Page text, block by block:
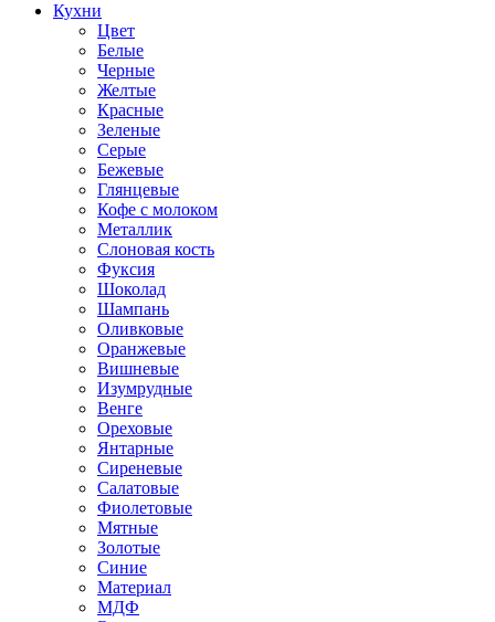
Кухни
Цвет
Белые
Черные
Желтые
Красные
Зеленые
Серые
Бежевые
Глянцевые
Кофе с молоком
Металлик
Слоновая кость
Фуксия
Шоколад
Шампань
Оливковые
Оранжевые
Вишневые
Изумрудные
Венге
Ореховые
Янтарные
Сиреневые
Салатовые
Фиолетовые
Мятные
Золотые
Синие
Материал
МДФ